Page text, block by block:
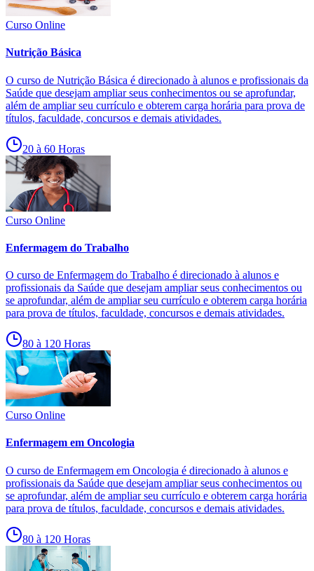
Curso Online
Nutrição Básica
O curso de Nutrição Básica é direcionado à alunos e profissionais da
Saúde que desejam ampliar seus conhecimentos ou se aprofundar,
além de ampliar seu currículo e obterem carga horária para prova de
títulos, faculdade, concursos e demais atividades.
20 à 60 Horas
Curso Online
Enfermagem do Trabalho
O curso de Enfermagem do Trabalho é direcionado à alunos e
profissionais da Saúde que desejam ampliar seus conhecimentos ou
se aprofundar, além de ampliar seu currículo e obterem carga horária
para prova de títulos, faculdade, concursos e demais atividades.
80 à 120 Horas
Curso Online
Enfermagem em Oncologia
O curso de Enfermagem em Oncologia é direcionado à alunos e
profissionais da Saúde que desejam ampliar seus conhecimentos ou
se aprofundar, além de ampliar seu currículo e obterem carga horária
para prova de títulos, faculdade, concursos e demais atividades.
80 à 120 Horas